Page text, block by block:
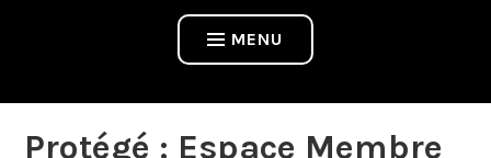
MENU
Protégé : Espace Membre